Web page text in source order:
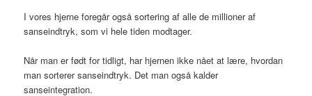
I vores hjerne foregår også sortering af alle de millioner af
sanseindtryk, som vi hele tiden modtager.
Når man er født for tidligt, har hjernen ikke nået at lære, hvordan
man sorterer sanseindtryk. Det man også kalder
sanseintegration.